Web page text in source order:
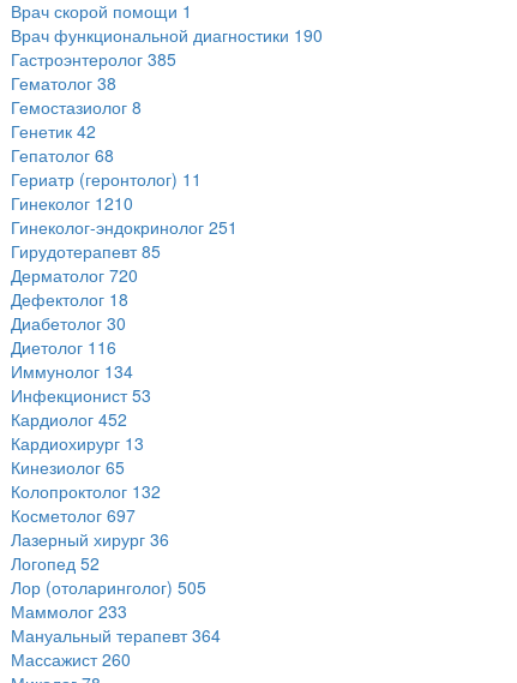
Врач скорой помощи 1
Врач функциональной диагностики 190
Гастроэнтеролог 385
Гематолог 38
Гемостазиолог 8
Генетик 42
Гепатолог 68
Гериатр (геронтолог) 11
Гинеколог 1210
Гинеколог-эндокринолог 251
Гирудотерапевт 85
Дерматолог 720
Дефектолог 18
Диабетолог 30
Диетолог 116
Иммунолог 134
Инфекционист 53
Кардиолог 452
Кардиохирург 13
Кинезиолог 65
Колопроктолог 132
Косметолог 697
Лазерный хирург 36
Логопед 52
Лор (отоларинголог) 505
Маммолог 233
Мануальный терапевт 364
Массажист 260